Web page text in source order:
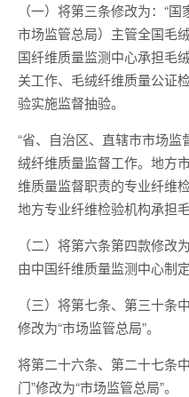
（一）将第三条修改为：“
市场监管总局）主管全国毛
国纤维质量监测中心承担毛
关工作、毛绒纤维质量公证
验实施监督抽验。
“省、自治区、直辖市市场
绒纤维质量监督工作。地方
维质量监督职责的专业纤维
地方专业纤维检验机构承担
（二）将第六条第四款修改
由中国纤维质量监测中心制
（三）将第七条、第三十条
修改为“市场监管总局”。
将第二十六条、第二十七条
门”修改为“市场监管总局”。